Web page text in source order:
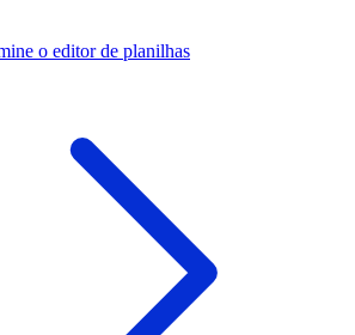
o editor de planilhas